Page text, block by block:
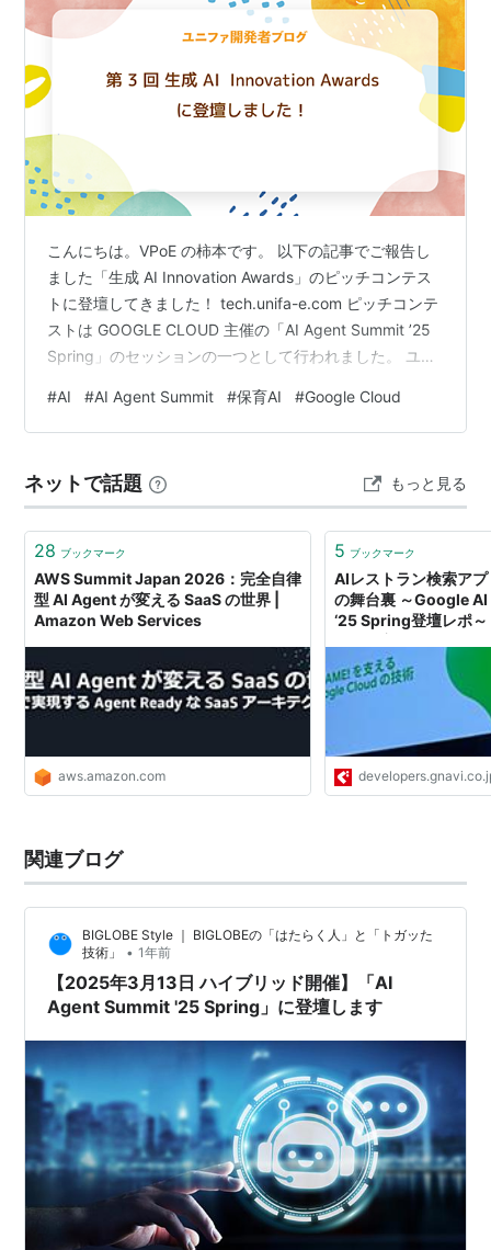
こんにちは。VPoE の柿本です。 以下の記事でご報告し
ました「生成 AI Innovation Awards」のピッチコンテス
トに登壇してきました！ tech.unifa-e.com ピッチコンテ
ストは GOOGLE CLOUD 主催の「AI Agent Summit ’25
Spring」のセッションの一つとして行われました。 ユニ
行い、業界の最前線で活躍する審査員の方々に評価をい
ただく貴重な機会となりました。
#AI #AI Agent Summit #保育AI #Google Cloud
ネットで話題 もっと見る
28 ブックマーク
AWS Summit Japan 2026：完全自律
型 AI Agent が変える SaaS の世界 |
Amazon Web Services
aws.amazon.com
5 ブックマーク
AIレストラン検索ア
の舞台裏 ～Google
‘25 Spring登壇レポ
関連ブログ
BIGLOBE Style ｜ BIGLOBEの「はたらく人」と「トガッた
技術」
• 1年前
【2025年3月13日 ハイブリッド開催】「AI
Agent Summit '25 Spring」に登壇します